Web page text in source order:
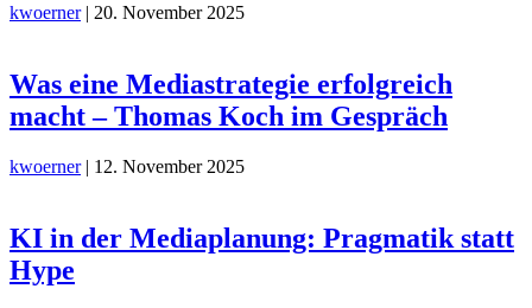
kwoerner | 20. November 2025
Was eine Mediastrategie erfolgreich
macht – Thomas Koch im Gespräch
kwoerner | 12. November 2025
KI in der Mediaplanung: Pragmatik statt
Hype